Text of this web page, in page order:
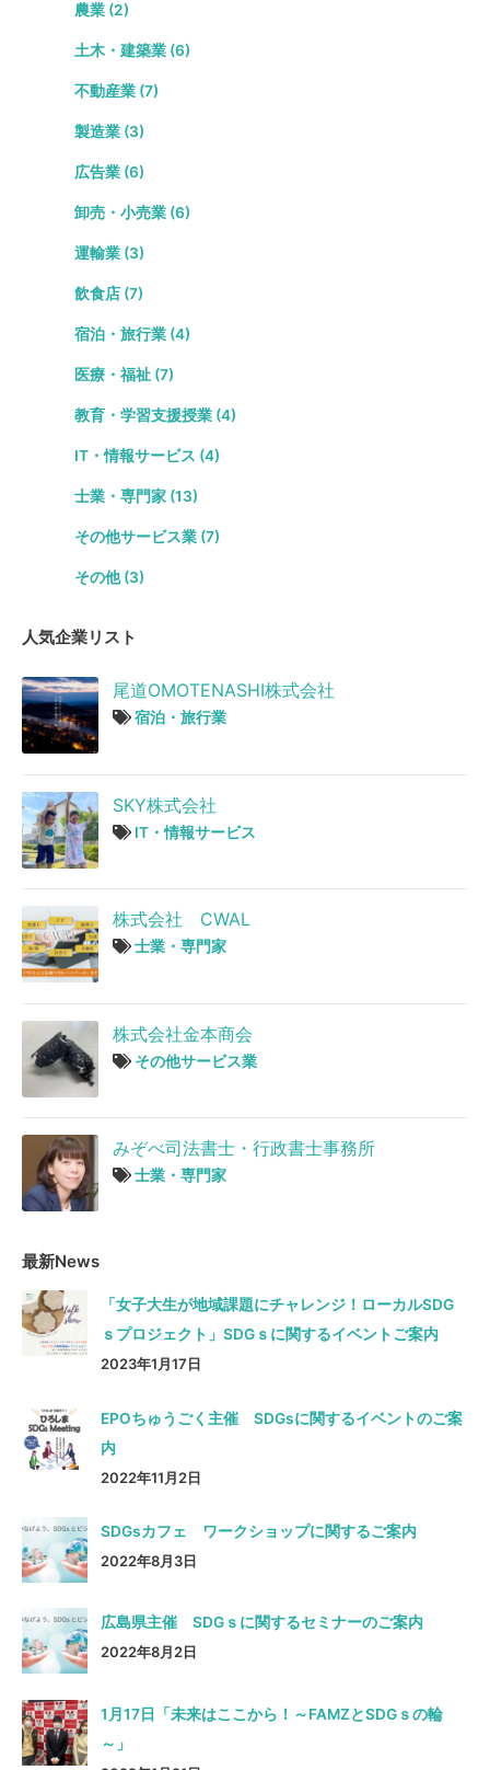
農業 (2)
土木・建築業 (6)
不動産業 (7)
製造業 (3)
広告業 (6)
卸売・小売業 (6)
運輸業 (3)
飲食店 (7)
宿泊・旅行業 (4)
医療・福祉 (7)
教育・学習支援授業 (4)
IT・情報サービス (4)
士業・専門家 (13)
その他サービス業 (7)
その他 (3)
人気企業リスト
尾道OMOTENASHI株式会社
宿泊・旅行業
SKY株式会社
IT・情報サービス
株式会社 CWAL
士業・専門家
株式会社金本商会
その他サービス業
みぞべ司法書士・行政書士事務所
士業・専門家
最新News
「女子大生が地域課題にチャレンジ！ローカルSDG
ｓプロジェクト」SDGｓに関するイベントご案内
2023年1月17日
EPOちゅうごく主催 SDGsに関するイベントのご案
内
2022年11月2日
SDGsカフェ ワークショップに関するご案内
2022年8月3日
広島県主催 SDGｓに関するセミナーのご案内
2022年8月2日
1月17日「未来はここから！～FAMZとSDGｓの輪
～」